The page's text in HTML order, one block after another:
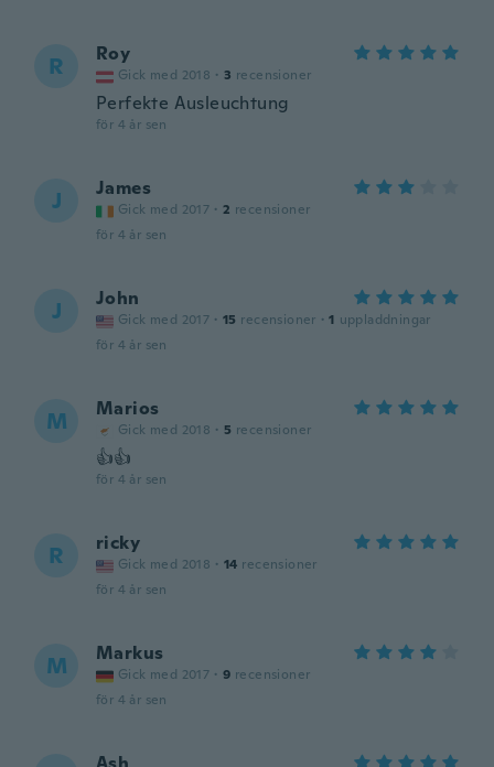
R Roy
Gick med 2018 · 3 recensioner
Perfekte Ausleuchtung
för 4 år sen
J James
Gick med 2017 · 2 recensioner
för 4 år sen
J John
Gick med 2017 · 15 recensioner · 1 uppladdningar
för 4 år sen
M Marios
Gick med 2018 · 5 recensioner
👍👍
för 4 år sen
R ricky
Gick med 2018 · 14 recensioner
för 4 år sen
M Markus
Gick med 2017 · 9 recensioner
för 4 år sen